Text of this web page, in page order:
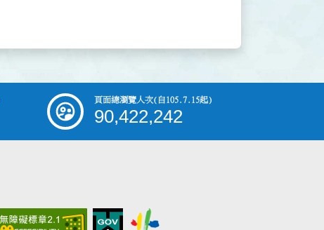
頁面總瀏覽人次(自105.7.15起)
90,422,242